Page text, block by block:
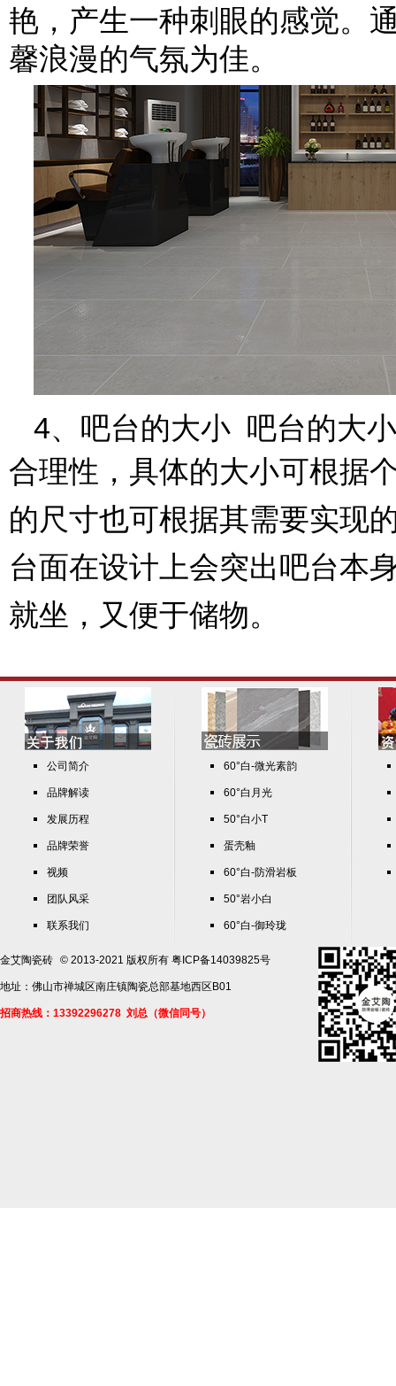
艳，产生一种刺眼的感觉。
馨浪漫的气氛为佳。
4、吧台的大小 吧台的大
合理性，具体的大小可根据
的尺寸也可根据其需要实现
台面在设计上会突出吧台本
就坐，又便于储物。
公司简介
品牌解读
发展历程
品牌荣誉
视频
团队风采
联系我们
60°白-微光素韵
60°白月光
50°白小T
蛋壳釉
60°白-防滑岩板
50°岩小白
60°白-御玲珑
金艾陶瓷砖 © 2013-2021 版权所有 粤ICP备14039825号
地址：佛山市禅城区南庄镇陶瓷总部基地西区B01
招商热线：13392296278 刘总（微信同号）